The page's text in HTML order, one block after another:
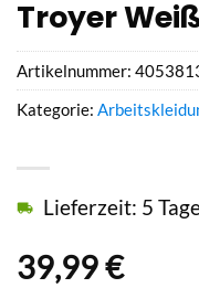
Troyer
39,99€
Lieferzeit: 5
Artikelnummer:
Kategorie: